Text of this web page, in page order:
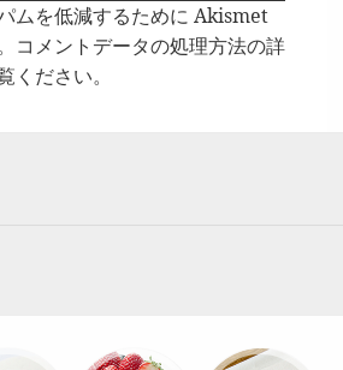
ムを低減するために Akismet
コメントデータの処理方法の詳
ください。